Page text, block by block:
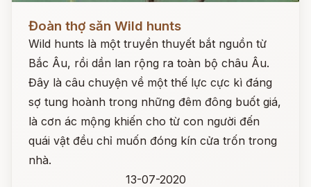
Đoàn thợ săn Wild hunts
Wild hunts là một truyền thuyết bắt nguồn từ
Bắc Âu, rồi dần lan rộng ra toàn bộ châu Âu.
Đây là câu chuyện về một thế lực cực kì đáng
sợ tung hoành trong những đêm đông buốt giá,
là cơn ác mộng khiến cho từ con người đến
quái vật đều chỉ muốn đóng kín cửa trốn trong
nhà.
13-07-2020